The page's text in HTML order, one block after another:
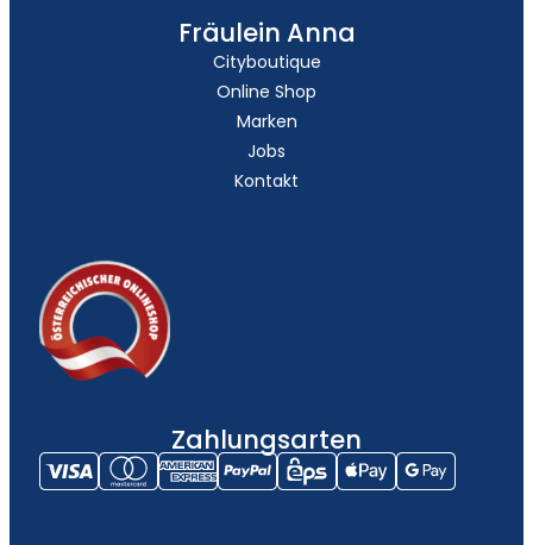
Fräulein Anna
Cityboutique
Online Shop
Marken
Jobs
Kontakt
Zahlungsarten